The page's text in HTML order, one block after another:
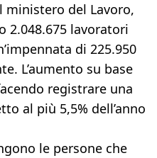
ministero del Lavoro,
2.048.675 lavoratori
di 225.950
L’aumento su base
registrare una
al più 5,5% dell’anno
le persone che